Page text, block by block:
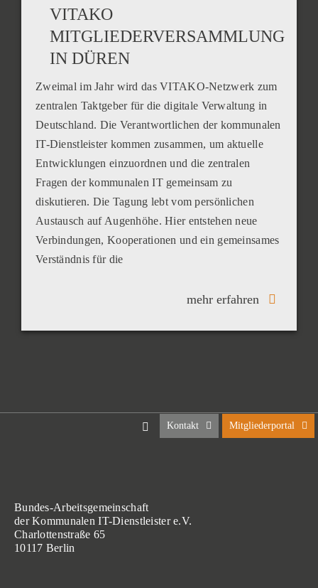
VITAKO
MITGLIEDERVERSAMMLUNG
IN DÜREN
Zweimal im Jahr wird das VITAKO-Netzwerk zum
zentralen Taktgeber für die digitale Verwaltung in
Deutschland. Die Verantwortlichen der kommunalen
IT-Dienstleister kommen zusammen, um aktuelle
Entwicklungen einzuordnen und die zentralen
Fragen der kommunalen IT gemeinsam zu
diskutieren. Die Tagung lebt vom persönlichen
Austausch auf Augenhöhe. Hier entstehen neue
Verbindungen, Kooperationen und ein gemeinsames
Verständnis für die
mehr erfahren
Kontakt Mitgliederportal
Bundes-Arbeitsgemeinschaft
der Kommunalen IT-Dienstleister e.V.
Charlottenstraße 65
10117 Berlin